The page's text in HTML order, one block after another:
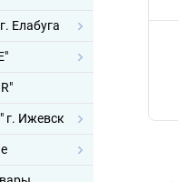
Елабуга
г. Ижевск